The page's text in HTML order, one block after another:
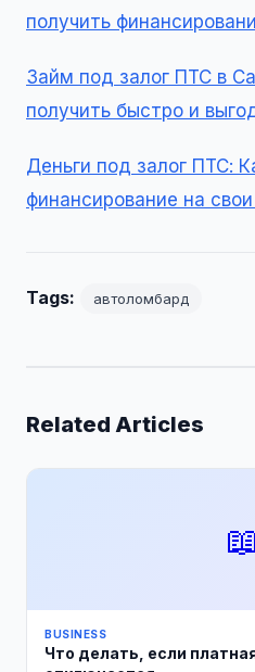
получить
Займ под залог ПТС в
получить быстро и
Деньги под залог ПТС:
финансирование на
Tags: автоломбард
Related Articles
📖
BUSINESS
Что делать, если